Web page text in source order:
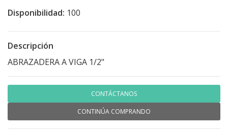
Disponibilidad: 100
Descripción
ABRAZADERA A VIGA 1/2"
CONTÁCTANOS
CONTINÚA COMPRANDO